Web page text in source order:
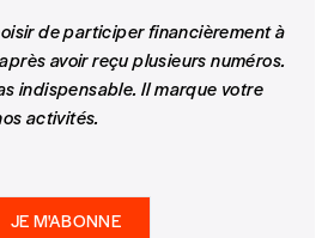
à l'Imag
(livraison uniquement
le conflit comme une leçon de
de se confronter à différentes visions,
et idéologies.
vous à la société
de participer financièrement à
avoir reçu plusieurs numéros.
indispensable. Il marque votre
activités.
JE M'ABONNE